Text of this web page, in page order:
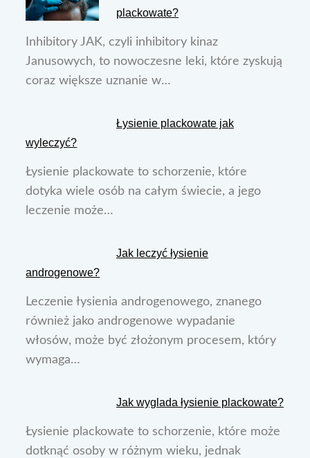
plackowate?
Inhibitory JAK, czyli inhibitory kinaz
Janusowych, to nowoczesne leki, które zyskują
coraz większe uznanie w…
Łysienie plackowate jak
wyleczyć?
Łysienie plackowate to schorzenie, które
dotyka wiele osób na całym świecie, a jego
leczenie może…
Jak leczyć łysienie
androgenowe?
Leczenie łysienia androgenowego, znanego
również jako androgenowe wypadanie
włosów, może być złożonym procesem, który
wymaga…
Jak wyglada łysienie plackowate?
Łysienie plackowate to schorzenie, które może
dotknąć osoby w różnym wieku, jednak